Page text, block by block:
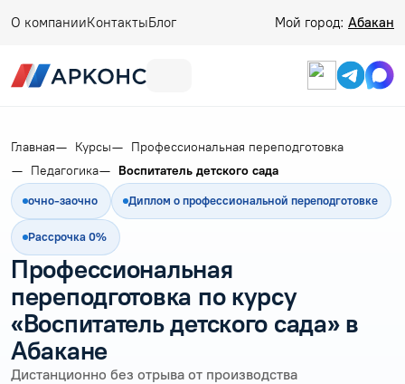
О компанииКонтактыБлог Мой город: Абакан
Главная Курсы
Профессиональная переподготовка
Педагогика
Воспитатель детского сада
очно-заочно Диплом о профессиональной переподготовке
Рассрочка 0%
Профессиональная
переподготовка по курсу
«Воспитатель детского сада» в
Абакане
Дистанционно без отрыва от производства